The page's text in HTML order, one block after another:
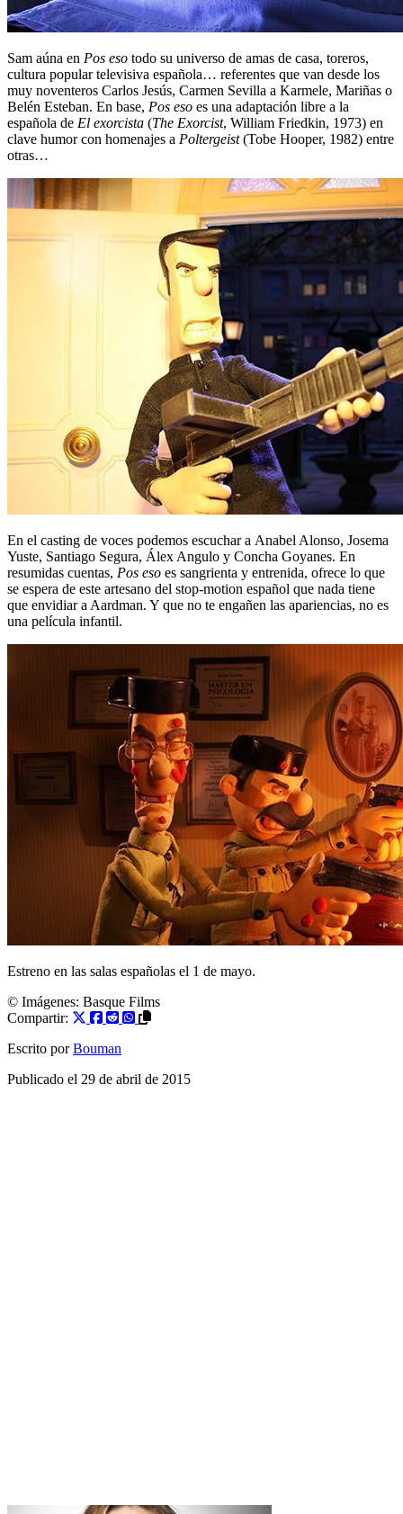
Sam aúna en Pos eso todo su universo de amas de casa, toreros,
cultura popular televisiva española… referentes que van desde los
muy noventeros Carlos Jesús, Carmen Sevilla a Karmele, Mariñas o
Belén Esteban. En base, Pos eso es una adaptación libre a la
española de El exorcista (The Exorcist, William Friedkin, 1973) en
clave humor con homenajes a Poltergeist(Tobe Hooper, 1982) entre
otras…
En el casting de voces podemos escuchar a Anabel Alonso, Josema
Yuste, Santiago Segura, Álex Angulo y Concha Goyanes. En
resumidas cuentas, Pos eso es sangrienta y entrenida, ofrece lo que
se espera de este artesano del stop-motion español que nada tiene
que envidiar a Aardman. Y que no te engañen las apariencias, no es
una película infantil.
Estreno en las salas españolas el 1 de mayo.
© Imágenes: Basque Films
Compartir:
Escrito por Bouman
Publicado el 29 de abril de 2015